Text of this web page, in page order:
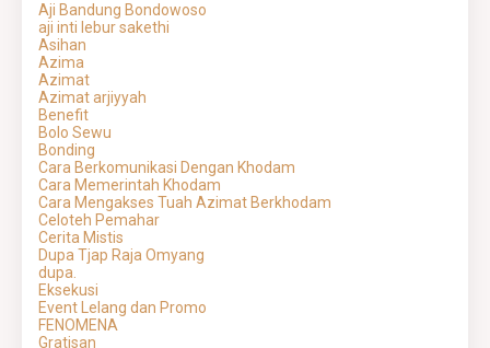
Aji Bandung Bondowoso
aji inti lebur sakethi
Asihan
Azima
Azimat
Azimat arjiyyah
Benefit
Bolo Sewu
Bonding
Cara Berkomunikasi Dengan Khodam
Cara Memerintah Khodam
Cara Mengakses Tuah Azimat Berkhodam
Celoteh Pemahar
Cerita Mistis
Dupa Tjap Raja Omyang
dupa.
Eksekusi
Event Lelang dan Promo
FENOMENA
Gratisan